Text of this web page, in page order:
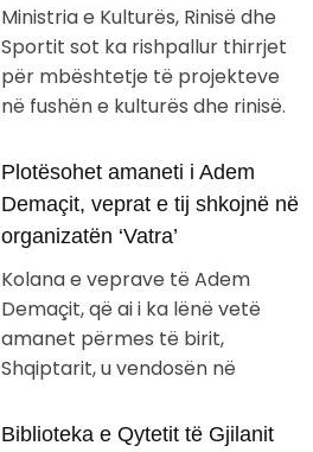
Ministria e Kulturës, Rinisë dhe
Sportit sot ka rishpallur thirrjet
për mbështetje të projekteve
në fushën e kulturës dhe rinisë.
Plotësohet amaneti i Adem
Demaçit, veprat e tij shkojnë në
organizatën ‘Vatra’
Kolana e veprave të Adem
Demaçit, që ai i ka lënë vetë
amanet përmes të birit,
Shqiptarit, u vendosën në
Biblioteka e Qytetit të Gjilanit